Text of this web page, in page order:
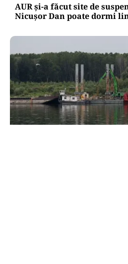
AUR și-a făcut site de
Nicușor Dan poate dormi